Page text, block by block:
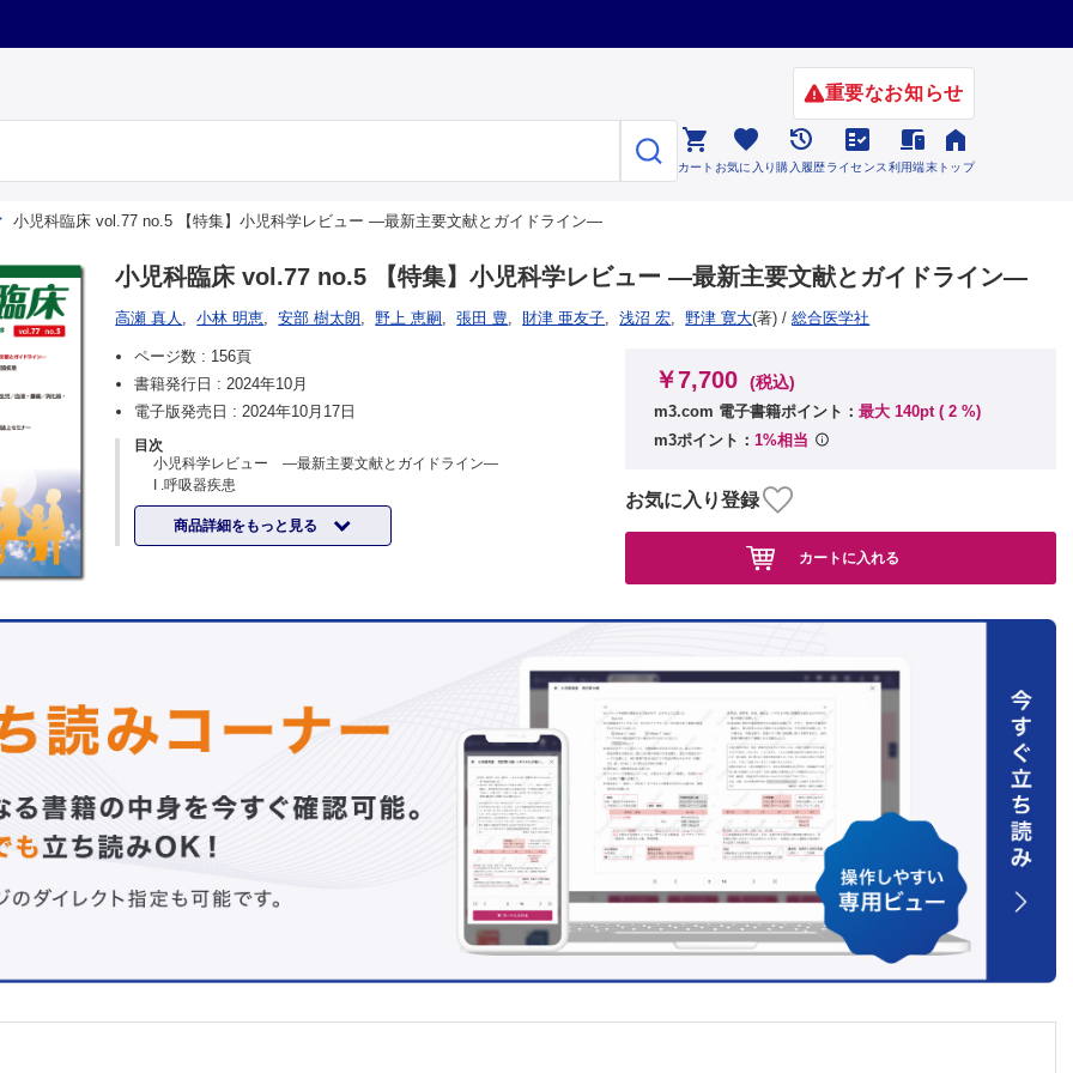
重要なお知らせ

カート

お気に入り

購入履歴

ライセンス

利用端末

トップ
小児科臨床 vol.77 no.5 【特集】小児科学レビュー —最新主要文献とガイドライン—
小児科臨床 vol.77 no.5 【特集】小児科学レビュー —最新主要文献とガイドライン—
高瀬 真人 ,小林 明恵,安部 樹太朗,野上 恵嗣 ,張田 豊, 財津 亜友子,浅沼 宏,野津 寛大(著) /総合医学社
ページ数 : 156頁
書籍発行日 :2024年10月
電子版発売日 :2024年10月17日
目次
小児科学レビュー —最新主要文献とガイドライン—
I .呼吸器疾患
呼吸器疾患 【高瀬真人】
II .血液疾患
（1）貧血・骨髄不全 【小林明恵 他】
画像診断
・今月の症例 【首藤直大 他】
・初回髄液検査で細胞数増多を認めなかったStreptococcus
gallolyticus subsp. pasteurianusによる細菌性髄膜炎の１例
・定期的な髄液検査が治療方針決定に有用であった新生児単純ヘル
・新規発症の1型糖尿病診断時に新型コロナウイルス感染症を合併
・無呼吸発作を契機に診断したパレコウイルスA感染症の早期乳児
・地域小児科センターにおける付き添いと病棟内COVID-19発生の
検討
・長引く新生児黄疸からCrigler-Najjar症候群Ⅱ型と診断した1男児
商品詳細をもっと見る
￥7,700 (税込)
m3.com 電子書籍ポイント： 最大 140pt ( 2 %)
m3ポイント： 1%相当
お気に入り登録
カートに入れる